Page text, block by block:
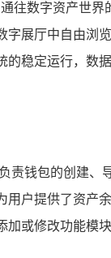
往数字资产世
展厅中自由浏
稳定运行，数
责钱包的创建、
户提供了资产
或修改功能模块